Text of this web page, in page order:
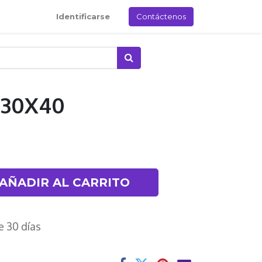
Identificarse Contáctenos
AL CARRITO
30 días